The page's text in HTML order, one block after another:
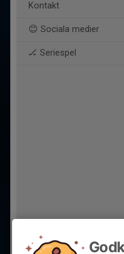
Kontakt
😊 Sociala medier
🏒 Seriespel